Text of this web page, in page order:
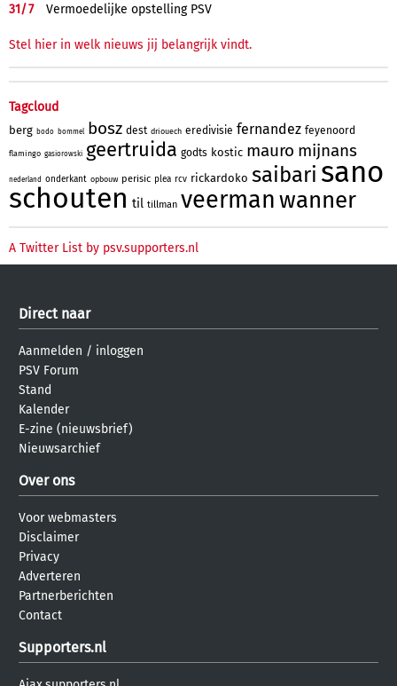
31/7 Vermoedelijke opstelling PSV
Stel hier in welk nieuws jij belangrijk vindt.
Tagcloud
berg bodo bommel bosz dest driouech eredivisie fernandez feyenoord
flamingo gasiorowski geertruida godts kostic mauro mijnans
nederland onderkant opbouw perisic plea rcv rickardoko saibari sano
schouten til tillman veermanwanner
A Twitter List by psv.supporters.nl
Direct naar
Aanmelden / inloggen
PSV Forum
Stand
Kalender
E-zine (nieuwsbrief)
Nieuwsarchief
Over ons
Voor webmasters
Disclaimer
Privacy
Adverteren
Partnerberichten
Contact
Supporters.nl